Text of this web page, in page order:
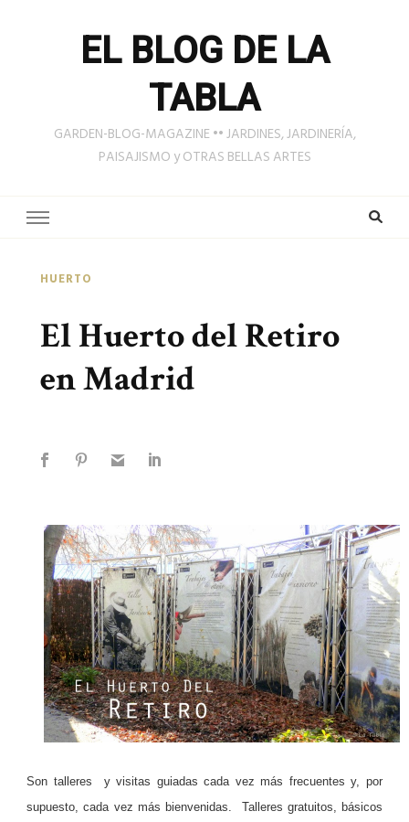
EL BLOG DE LA
TABLA
GARDEN-BLOG-MAGAZINE •• JARDINES, JARDINERÍA,
PAISAJISMO y OTRAS BELLAS ARTES
HUERTO
El Huerto del Retiro
en Madrid
Son talleres y visitas guiadas cada vez más frecuentes y, por
supuesto, cada vez más bienvenidas.
Talleres gratuitos, básicos